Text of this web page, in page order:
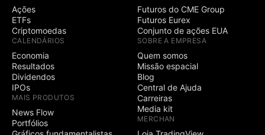
Ações
ETFs
Criptomoedas
CALENDÁRIOS
Economia
Resultados
Dividendos
IPOs
MAIS PRODUTOS
News Flow
Portfólios
Futuros do CME Group
Futuros Eurex
Conjunto de ações EUA
SOBRE A EMPRESA
Quem somos
Missão espacial
Blog
Central de Ajuda
Carreiras
Media kit
MERCHAN